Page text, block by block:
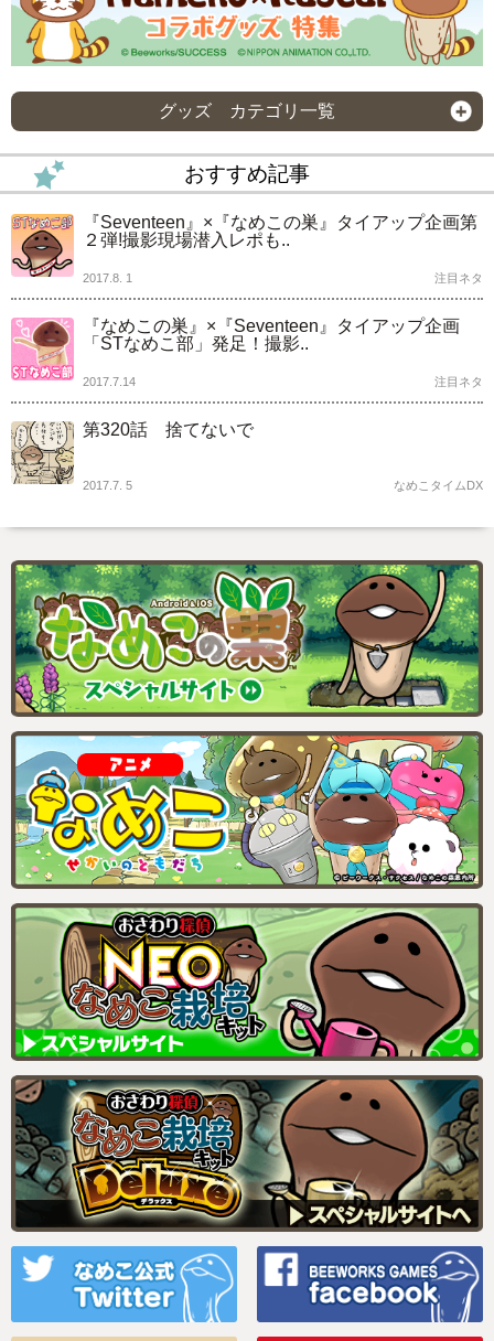
グッズ カテゴリ一覧
おすすめ記事
『Seventeen』×『なめこの巣』タイアップ企画第
２弾!撮影現場潜入レポも..
2017.8. 1 注目ネタ
『なめこの巣』×『Seventeen』タイアップ企画
「STなめこ部」発足！撮影..
2017.7.14 注目ネタ
第320話 捨てないで
2017.7. 5 なめこタイムDX